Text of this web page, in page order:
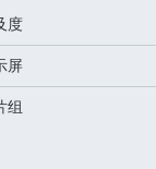
度
屏
组